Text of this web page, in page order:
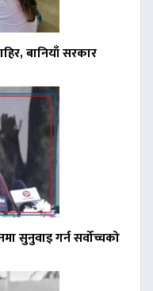
बानियाँ सरकार
सुनुवाइ गर्न सर्वोच्चको